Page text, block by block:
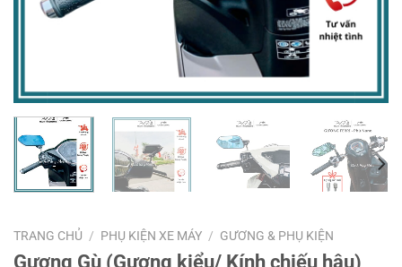
TRANG CHỦ / PHỤ KIỆN XE MÁY / GƯƠNG & PHỤ KIỆN
Gương Gù (Gương kiểu/ Kính chiếu hậu)